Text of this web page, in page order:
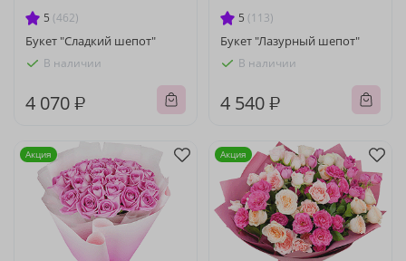
5 (462)
Букет "Сладкий шепот"
В наличии
4 070 ₽
5 (113)
Букет "Лазурный шепот"
В наличии
4 540 ₽
Акция Акция